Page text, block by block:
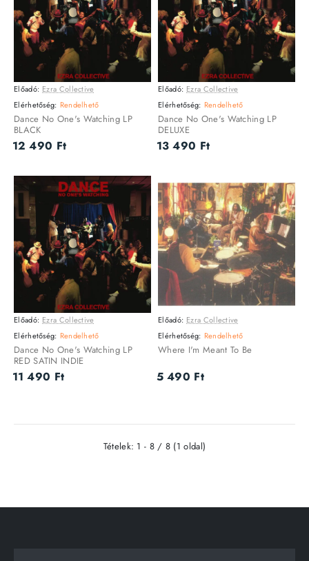
VINYL
Előadó: Ezra Collective
Elérhetőség: Rendelhető
Dance No One's Watching LP
BLACK
12 490 Ft
VINYL
Előadó: Ezra Collective
Elérhetőség: Rendelhető
Dance No One's Watching LP
DELUXE
13 490 Ft
VINYL
Előadó: Ezra Collective
Elérhetőség: Rendelhető
Dance No One's Watching LP
RED SATIN INDIE
11 490 Ft
CD
Előadó: Ezra Collective
Elérhetőség: Rendelhető
Where I'm Meant To Be
5 490 Ft
Tételek: 1 - 8 / 8 (1 oldal)